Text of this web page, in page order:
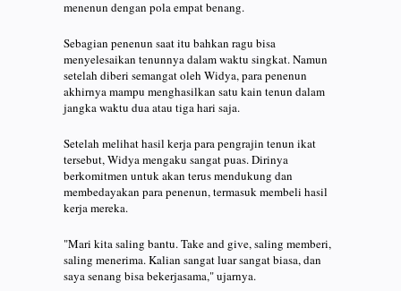
menenun dengan pola empat benang.
Sebagian penenun saat itu bahkan ragu bisa
menyelesaikan tenunnya dalam waktu singkat. Namun
setelah diberi semangat oleh Widya, para penenun
akhirnya mampu menghasilkan satu kain tenun dalam
jangka waktu dua atau tiga hari saja.
Setelah melihat hasil kerja para pengrajin tenun ikat
tersebut, Widya mengaku sangat puas. Dirinya
berkomitmen untuk akan terus mendukung dan
membedayakan para penenun, termasuk membeli hasil
kerja mereka.
"Mari kita saling bantu. Take and give, saling memberi,
saling menerima. Kalian sangat luar sangat biasa, dan
saya senang bisa bekerjasama," ujarnya.